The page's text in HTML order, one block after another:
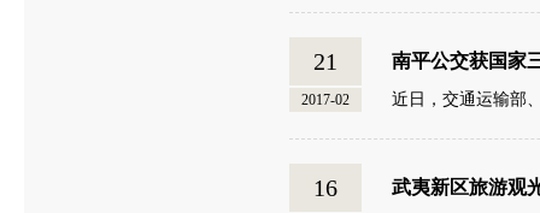
21
2017-02
南平公交获国家
近日，交通运输部
16 武夷新区旅游观